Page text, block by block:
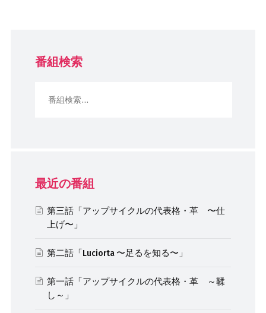
番組検索
最近の番組
第三話「アップサイクルの代表格・革 〜仕
上げ〜」
第二話「Luciorta 〜足るを知る〜」
第一話「アップサイクルの代表格・革 ～鞣
し～」